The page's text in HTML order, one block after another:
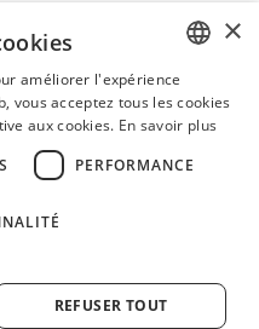
FRENCH
ENGLISH
×
améliorer l'expérience
vous acceptez tous les cookies
aux cookies. En savoir plus
PERFORMANCE
REFUSER TOUT